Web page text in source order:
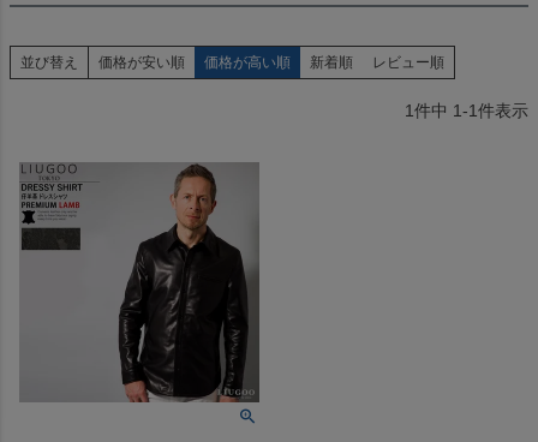
並び替え 価格が安い順 価格が高い順 新着順 レビュー順
1件中 1-1件表示